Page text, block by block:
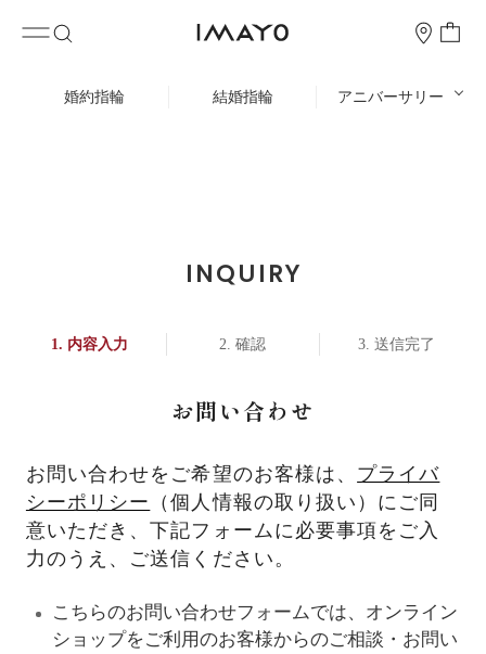
婚約指輪 結婚指輪 アニバーサリー
INQUIRY
内容入力 確認 送信完了
お問い合わせ
お問い合わせをご希望のお客様は、 プライバ
シーポリシー
（個人情報の取り扱い）にご同
意いただき、下記フォームに必要事項をご入
力のうえ、ご送信ください。
こちらのお問い合わせフォームでは、オンライン
ショップをご利用のお客様からのご相談・お問い